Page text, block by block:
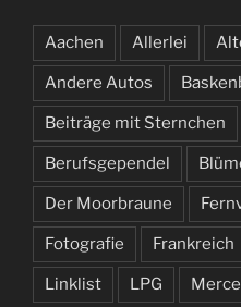
Aachen Allerlei
Andere Autos
Beiträge mit Sternchen
Berufsgependel
Der Moorbraune
Fotografie Frankreich
Linklist LPG